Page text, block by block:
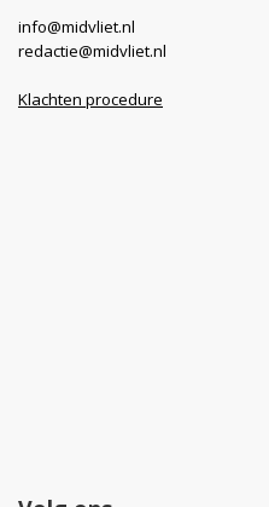
info@midvliet.nl
redactie@midvliet.nl
Klachten procedure